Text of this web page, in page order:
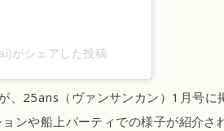
がシェアした投稿
25ans（ヴァンサンカン）1月号に
ンや船上パーティでの様子が紹介さ